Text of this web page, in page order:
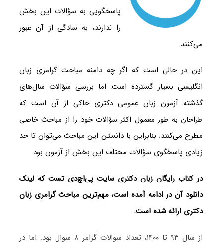
پاسخگویی به سؤالات این بخش
را ندارند، به سادگی از آن عبور
می‌کنند.
این در حالی است که اگر چه دامنه مباحث گرامری زبان
انگلیسی بسیار گسترده است، اما بررسی سؤالات سال‌های
گذشته آزمون زبان عمومی دکتری حاکی از آن است که
طراحان به طور معمول اکثر سؤالات خود را از مباحث خاصی
مطرح می‌کنند. بنابراین با دانستن این مباحث می‌توان تا حد
زیادی پاسخگوی سؤالات مختلف این بخش از آزمون بود.
در کتاب رایگان زبان دکتری سایت پی‌اچ‌دی تست که لینک
دانلود آن در ادامه آمده است، مهم‌ترین مباحث گرامری زبان
دکتری ارائه شده است.
از سال ۹۳ تا ۱۴۰۰، تعداد سوالات گرامر ۸ سوال بود. اما در